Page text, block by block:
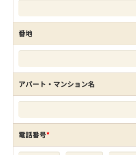
番地
アパート・マンション名
電話番号*